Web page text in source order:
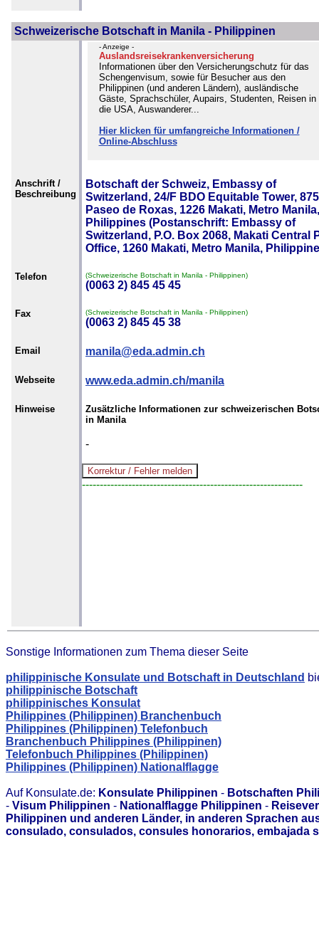
Schweizerische Botschaft in Manila - Philippinen
- Anzeige -
Auslandsreisekrankenversicherung
Informationen über den Versicherungschutz für das
Schengenvisum, sowie für Besucher aus den
Philippinen (und anderen Ländern), ausländische
Gäste, Sprachschüler, Aupairs, Studenten, Reisen in
die USA, Auswanderer...
Hier klicken für umfangreiche Informationen /
Online-Abschluss
Anschrift /
Beschreibung
Botschaft der Schweiz, Embassy of
Switzerland, 24/F BDO Equitable Tower,
Paseo de Roxas, 1226 Makati, Metro Manila,
Philippines (Postanschrift: Embassy of
Switzerland, P.O. Box 2068, Makati Central
Office, 1260 Makati, Metro Manila,
Telefon (Schweizerische Botschaft in Manila - Philippinen)
(0063 2) 845 45 45
Fax (Schweizerische Botschaft in Manila - Philippinen)
(0063 2) 845 45 38
Email manila@eda.admin.ch
Webseite www.eda.admin.ch/manila
Hinweise
Zusätzliche Informationen zur schweizerischen
in Manila
-
--------------------------------------------------------------
Sonstige Informationen zum Thema dieser Seite
philippinische Konsulate und Botschaft in Deutschland
philippinische Botschaft
philippinisches Konsulat
Philippines (Philippinen) Branchenbuch
Philippines (Philippinen) Telefonbuch
Branchenbuch Philippines (Philippinen)
Telefonbuch Philippines (Philippinen)
Philippines (Philippinen) Nationalflagge
Auf Konsulate.de: Konsulate Philippinen - Botschaften
- Visum Philippinen - Nationalflagge Philippinen -
Philippinen und anderen Länder, in anderen Sprachen
consulado, consulados, consules honorarios, embajada